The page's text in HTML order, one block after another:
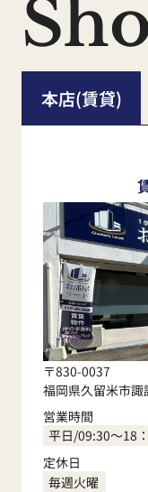
本店(賃貸)
〒830-0037
福岡県久留米市
営業時間
平日/09:30～18
定休日
毎週火曜